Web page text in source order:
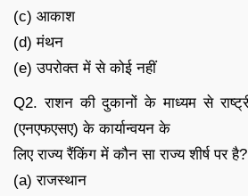
(c) आकाश
(d) मंथन
(e) उपरोक्त में से कोई नहीं
Q2. राशन की दुकानों के माध्यम से
(एनएफएसए) के कार्यान्वयन के
लिए राज्य रैंकिंग में कौन सा राज्य शीर्ष पर है?
(a) राजस्थान